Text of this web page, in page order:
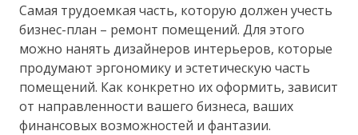
Самая трудоемкая часть, которую должен учесть
бизнес-план – ремонт помещений. Для этого
можно нанять дизайнеров интерьеров, которые
продумают эргономику и эстетическую часть
помещений. Как конкретно их оформить, зависит
от направленности вашего бизнеса, ваших
финансовых возможностей и фантазии.